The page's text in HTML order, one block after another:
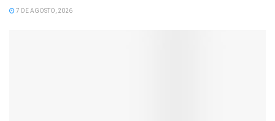
7 DE AGOSTO, 2026